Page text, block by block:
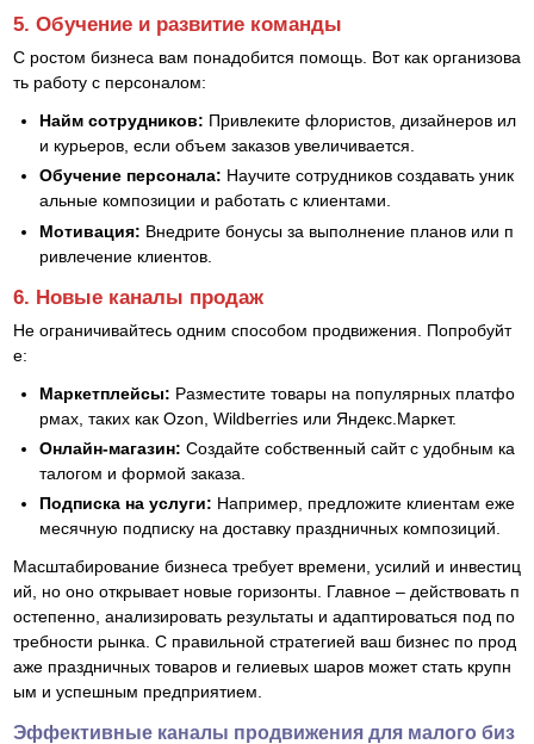
5. Обучение и развитие команды
С ростом бизнеса вам понадобится помощь. Вот как организова
ть работу с персоналом:
Найм сотрудников: Привлеките флористов, дизайнеров ил
и курьеров, если объем заказов увеличивается.
Обучение персонала: Научите сотрудников создавать уник
альные композиции и работать с клиентами.
Мотивация: Внедрите бонусы за выполнение планов или п
ривлечение клиентов.
6. Новые каналы продаж
Не ограничивайтесь одним способом продвижения. Попробуйт
е:
Маркетплейсы: Разместите товары на популярных платфо
рмах, таких как Ozon, Wildberries или Яндекс.Маркет.
Онлайн-магазин: Создайте собственный сайт с удобным ка
талогом и формой заказа.
Подписка на услуги: Например, предложите клиентам еже
месячную подписку на доставку праздничных композиций.
Масштабирование бизнеса требует времени, усилий и инвестиц
ий, но оно открывает новые горизонты. Главное – действовать п
остепенно, анализировать результаты и адаптироваться под по
требности рынка. С правильной стратегией ваш бизнес по прод
аже праздничных товаров и гелиевых шаров может стать крупн
ым и успешным предприятием.
Эффективные каналы продвижения для малого биз